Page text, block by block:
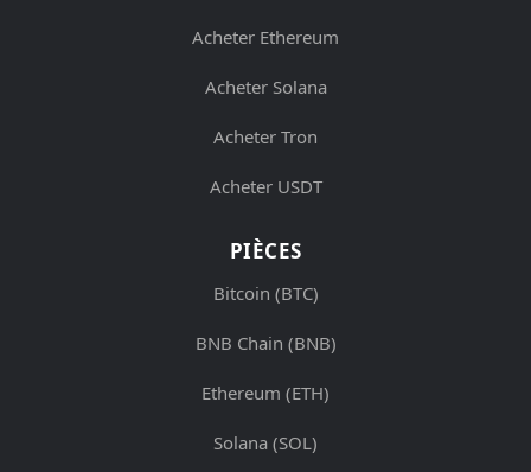
Acheter Ethereum
Acheter Solana
Acheter Tron
Acheter USDT
PIÈCES
Bitcoin (BTC)
BNB Chain (BNB)
Ethereum (ETH)
Solana (SOL)